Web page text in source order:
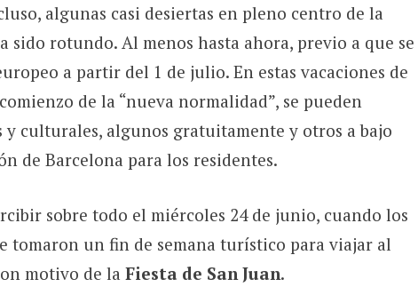
algunas casi desiertas en pleno centro de la
sido rotundo. Al menos hasta ahora, previo a que se
a partir del 1 de julio. En estas vacaciones de
de la “nueva normalidad”, se pueden
culturales, algunos gratuitamente y otros a bajo
de Barcelona para los residentes.
sobre todo el miércoles 24 de junio, cuando los
tomaron un fin de semana turístico para viajar al
motivo de la Fiesta de San Juan.